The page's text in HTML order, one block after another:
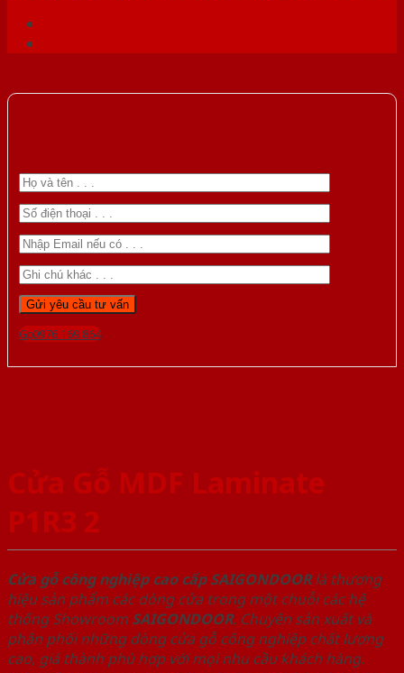
Gọi 0976.169.864
Cửa Gỗ MDF Laminate
P1R3 2
Cửa gỗ công nghiệp cao cấp SAIGONDOORlà thương
hiệu sản phẩm các dòng cửa trong một chuỗi các hệ
thống Showroom SAIGONDOOR. Chuyên sản xuất và
phân phối những dòng cửa gỗ công nghiệp chất lượng
cao, giá thành phù hợp với mọi nhu cầu khách hàng.